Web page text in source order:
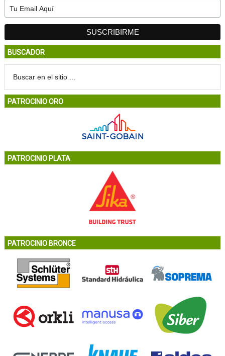
BUSCADOR
PATROCINIO ORO
PATROCINIO PLATA
PATROCINIO BRONCE